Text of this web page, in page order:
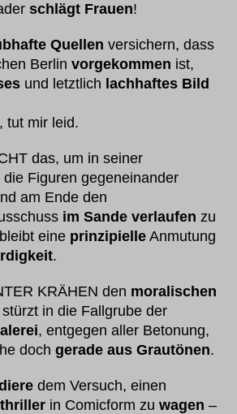
schlägt Frauen!
Quellen versichern, dass
Berlinvorgekommen ist,
und letztlich lachhaftes Bild
, tut mir leid.
das, um in seiner
die Figuren gegeneinander
am Ende den
im Sande verlaufen zu
eine prinzipielle Anmutung
.
KRÄHEN den moralischen
in die Fallgrube der
, entgegen aller Betonung,
dochgerade aus Grautönen.
dem Versuch, einen
in Comicform zuwagen –